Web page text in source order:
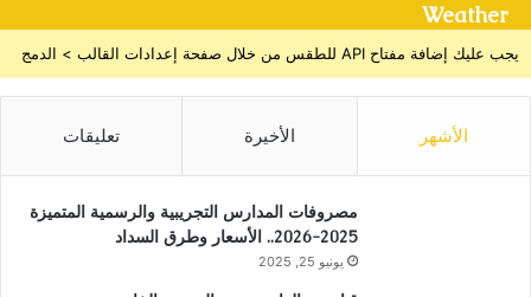
Weather
يجب عليك إضافة مفتاح API للطقس من خلال صفحة إعدادات القالب > الدمج
الأشهر الأخيرة تعليقات
مصروفات المدارس التجريبية والرسمية المتميزة
2025-2026.. الأسعار وطرق السداد
يونيو 25, 2025